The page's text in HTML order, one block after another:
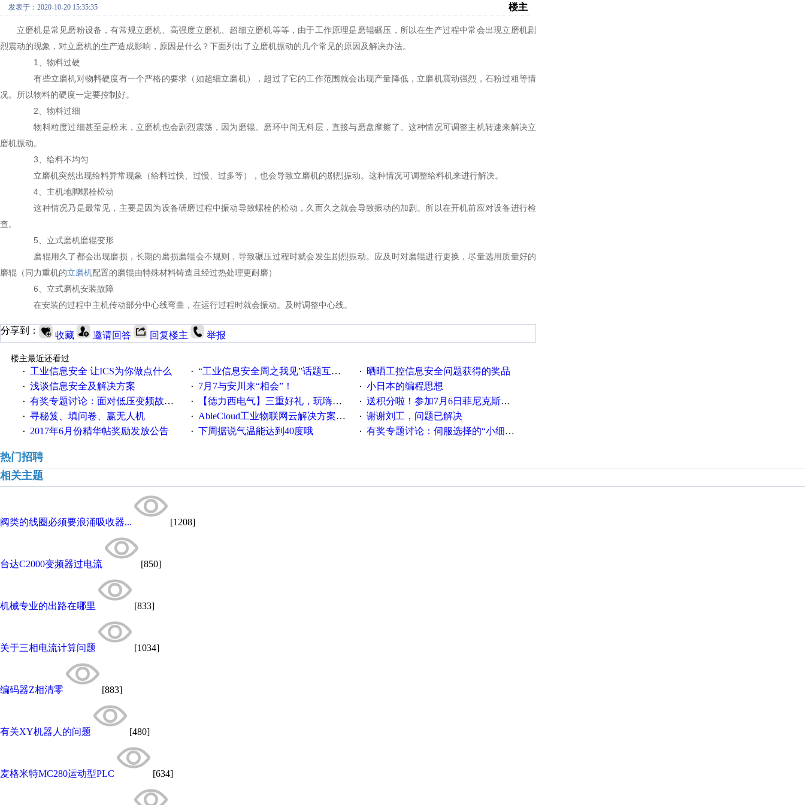
发表于：2020-10-20 15:35:35 楼主
立磨机是常见磨粉设备，有常规立磨机、高强度立磨机、超细立磨机等等，由于工作原理是磨辊碾压，所以在生产过程中常会出现立磨机剧
烈震动的现象，对立磨机的生产造成影响，原因是什么？下面列出了立磨机振动的几个常见的原因及解决办法。
1、物料过硬
有些立磨机对物料硬度有一个严格的要求（如超细立磨机），超过了它的工作范围就会出现产量降低，立磨机震动强烈，石粉过粗等情
况。所以物料的硬度一定要控制好。
2、物料过细
物料粒度过细甚至是粉末，立磨机也会剧烈震荡，因为磨辊、磨环中间无料层，直接与磨盘摩擦了。这种情况可调整主机转速来解决立
磨机振动。
3、给料不均匀
立磨机突然出现给料异常现象（给料过快、过慢、过多等），也会导致立磨机的剧烈振动。这种情况可调整给料机来进行解决。
4、主机地脚螺栓松动
这种情况乃是最常见，主要是因为设备研磨过程中振动导致螺栓的松动，久而久之就会导致振动的加剧。所以在开机前应对设备进行检
查。
5、立式磨机磨辊变形
磨辊用久了都会出现磨损，长期的磨损磨辊会不规则，导致碾压过程时就会发生剧烈振动。应及时对磨辊进行更换，尽量选用质量好的
磨辊（同力重机的立磨机配置的磨辊由特殊材料铸造且经过热处理更耐磨）
6、立式磨机安装故障
在安装的过程中主机传动部分中心线弯曲，在运行过程时就会振动。及时调整中心线。
分享到： 收藏 邀请回答 回复楼主 举报
楼主最近还看过
·
工业信息安全 让ICS为你做点什么 · “工业信息安全周之我见”话题互动获奖名单发布公告 · 晒晒工控信息安全问题获得的奖品
· 浅谈信息安全及解决方案 · 7月7与安川来“相会”！ · 小日本的编程思想
· 有奖专题讨论：面对低压变频故障，老手是这样解决的！ · 【德力西电气】三重好礼，玩嗨夏日！ · 送积分啦！参加7月6日菲尼克斯在线研讨会即得
· 寻秘笈、填问卷、赢无人机 · AbleCloud工业物联网云解决方案实践及应用 · 谢谢刘工，问题已解决
· 2017年6月份精华帖奖励发放公告 · 下周据说气温能达到40度哦 · 有奖专题讨论：伺服选择的“小细节大学问”奖励公告
热门招聘
相关主题
阀类的线圈必须要浪涌吸收器... [1208]
台达C2000变频器过电流 [850]
机械专业的出路在哪里 [833]
关于三相电流计算问题 [1034]
编码器Z相清零 [883]
有关XY机器人的问题 [480]
麦格米特MC280运动型PLC [634]